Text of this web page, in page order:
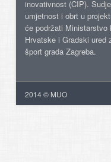
inovativnost (CIP).
umjetnost i obrt u
će podržati Ministarstvo
Hrvatske i Gradski ured
šport grada Zagreba.
2014 © MUO